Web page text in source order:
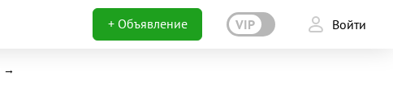
+ Объявление VIP Войти